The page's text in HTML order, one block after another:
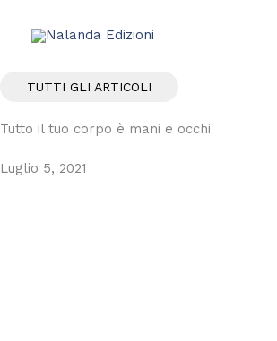
TUTTI GLI ARTICOLI
Tutto il tuo corpo è mani e occhi
Luglio 5, 2021